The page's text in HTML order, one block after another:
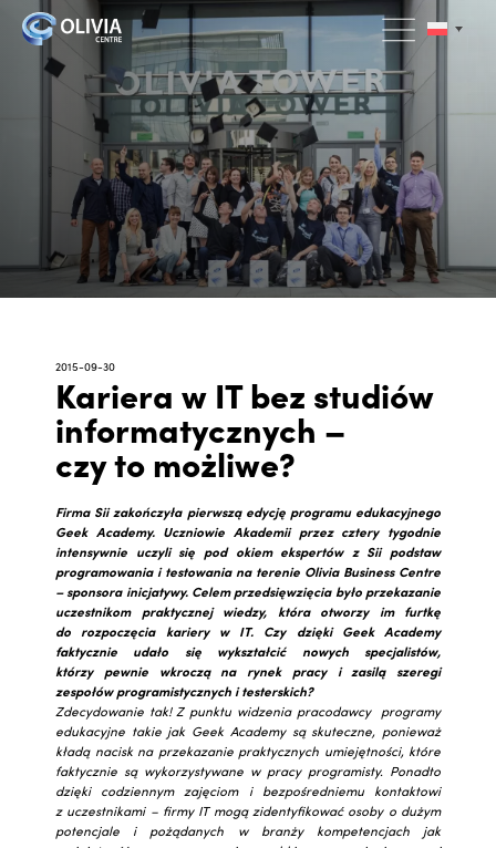
2015-09-30
Kariera w IT bez studiów
informatycznych –
czy to możliwe?
Firma Sii zakończyła pierwszą edycję programu edukacyjnego
Geek Academy. Uczniowie Akademii przez cztery tygodnie
intensywnie uczyli się pod okiem ekspertów z Sii podstaw
programowania i testowania na terenie Olivia Business Centre
– sponsora inicjatywy. Celem przedsięwzięcia było przekazanie
uczestnikom praktycznej wiedzy, która otworzy im furtkę
do rozpoczęcia kariery w IT. Czy dzięki Geek Academy
faktycznie udało się wykształcić nowych specjalistów,
którzy pewnie wkroczą na rynek pracy i zasilą szeregi
zespołów programistycznych i testerskich?
Zdecydowanie tak! Z punktu widzenia pracodawcy programy
edukacyjne takie jak Geek Academy są skuteczne, ponieważ
kładą nacisk na przekazanie praktycznych umiejętności, które
faktycznie są wykorzystywane w pracy programisty. Ponadto
dzięki codziennym zajęciom i bezpośredniemu kontaktowi
z uczestnikami – firmy IT mogą zidentyfikować osoby o dużym
potencjale i pożądanych w branży kompetencjach jak